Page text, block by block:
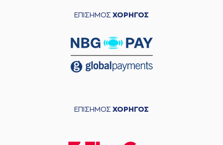
ΕΠΙΣΗΜΟΣ ΧΟΡΗΓΟΣ
ΕΠΙΣΗΜΟΣ ΧΟΡΗΓΟΣ